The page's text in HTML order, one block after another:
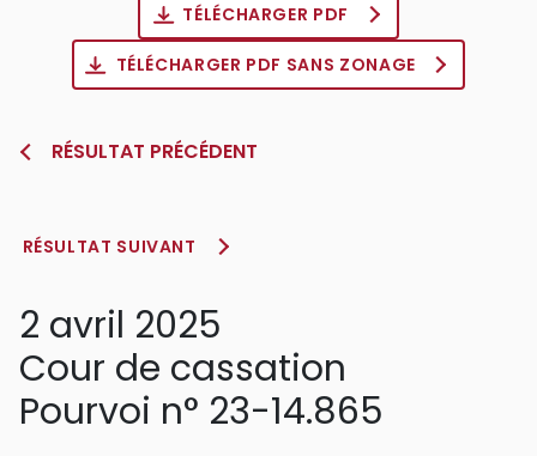
TÉLÉCHARGER PDF
TÉLÉCHARGER PDF SANS ZONAGE
RÉSULTAT PRÉCÉDENT
RÉSULTAT SUIVANT
2 avril 2025
Cour de cassation
Pourvoi n° 23-14.865